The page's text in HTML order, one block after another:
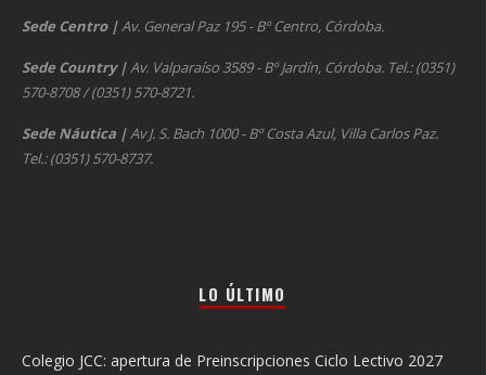
Sede Centro |Av. General Paz 195 - Bº Centro, Córdoba.
Sede Country |Av. Valparaíso 3589 - Bº Jardín, Córdoba. Tel.: (0351)
570-8708 / (0351) 570-8721.
Sede Náutica |Av J. S. Bach 1000 - Bº Costa Azul, Villa Carlos Paz.
Tel.: (0351) 570-8737.
LO ÚLTIMO
Colegio JCC: apertura de Preinscripciones Ciclo Lectivo 2027